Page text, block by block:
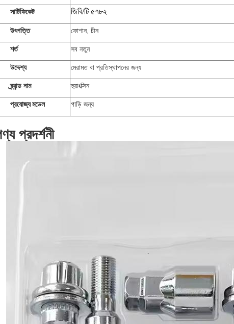
সার্টিফিকেট জিবি/টি ৫৭৮২
উৎপত্তি ফোশান, চীন
শর্ত সব নতুন
উদ্দেশ্য মেরামত বা প্রতিস্থাপনের জন্য
ব্র্যান্ড নাম হুয়াংক্সিন
প্রযোজ্য মডেল গাড়ি জন্য
প্রদর্শনী